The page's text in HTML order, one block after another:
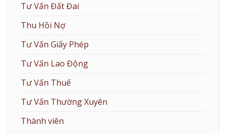
Tư Vấn Đất Đai
Thu Hồi Nợ
Tư Vấn Giấy Phép
Tư Vấn Lao Động
Tư Vấn Thuế
Tư Vấn Thường Xuyên
Thành viên